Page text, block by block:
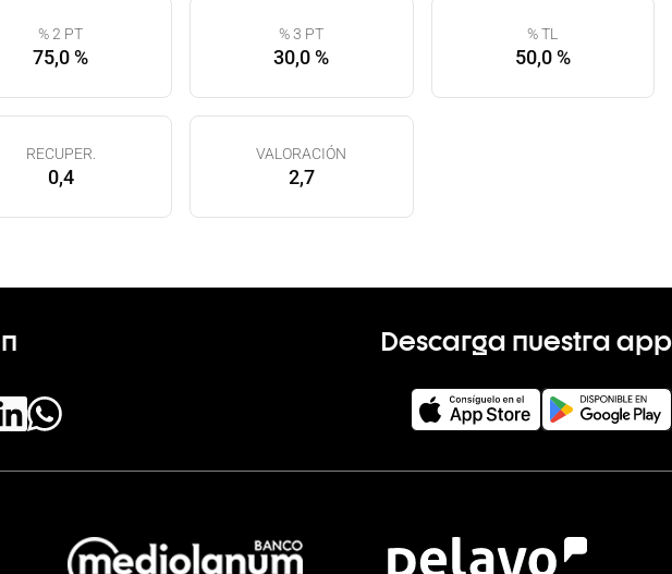
% 2 PT
75,0 %
% 3 PT
30,0 %
% TL
50,0 %
RECUPER.
0,4
VALORACIÓN
2,7
Descarga nuestra app